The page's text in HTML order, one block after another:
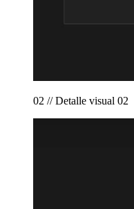
02 // Detalle visual 02